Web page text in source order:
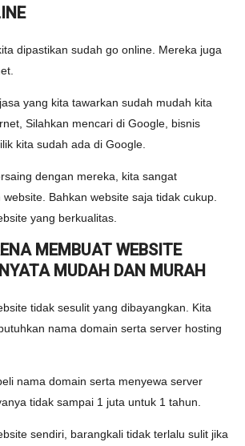
dipastikan sudah go online. Mereka juga
yang kita tawarkan sudah mudah kita
Silahkan mencari di Google, bisnis
kita sudah ada di Google.
dengan mereka, kita sangat
Bahkan website saja tidak cukup.
yang berkualitas.
MEMBUAT WEBSITE
MUDAH DAN MURAH
tidak sesulit yang dibayangkan. Kita
nama domain serta server hosting
nama domain serta menyewa server
tidak sampai 1 juta untuk 1 tahun.
sendiri, barangkali tidak terlalu sulit jika